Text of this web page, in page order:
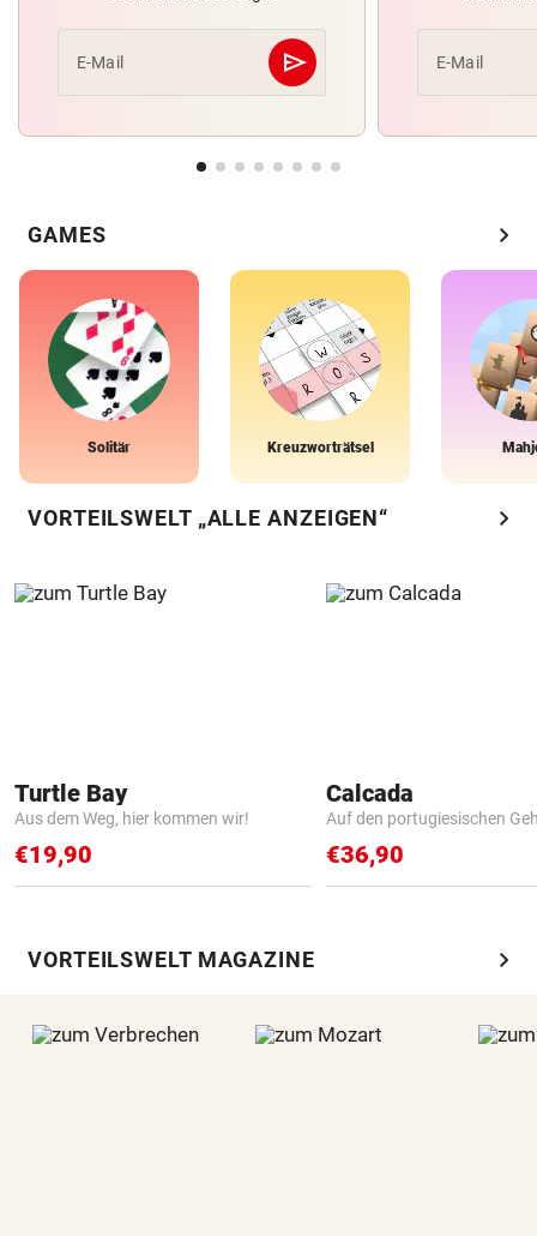
E-Mail send
Abschicken E-Mail
GAMES chevron_right
Solitär Kreuzworträtsel
VORTEILSWELT „ALLE ANZEIGEN“ chevron_right
Turtle Bay
Aus dem Weg, hier kommen wir!
€19,90
Calcada
Auf den portugiesischen
€36,90
VORTEILSWELT MAGAZINE chevron_right